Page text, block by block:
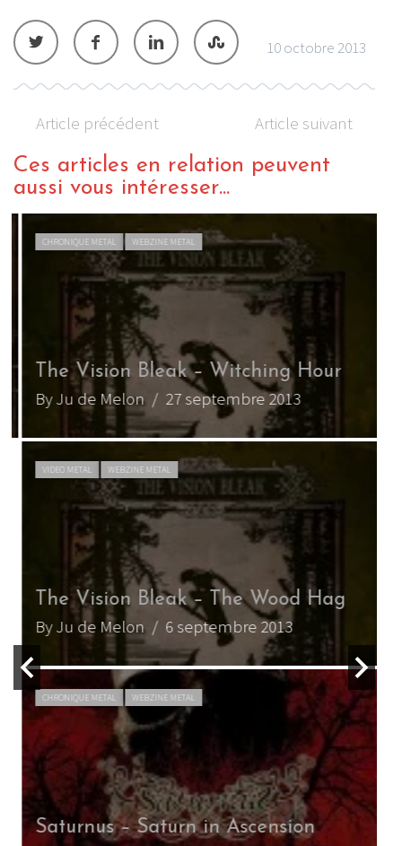
10 octobre 2013
Article précédent Article suivant
Ces articles en relation peuvent
aussi vous intéresser...
CHRONIQUE METAL WEBZINE METAL
The Vision Bleak – Witching Hour
By Ju de Melon/ 27 septembre 2013
VIDEO METAL WEBZINE METAL
The Vision Bleak – The Wood Hag
By Ju de Melon/ 6 septembre 2013
CHRONIQUE METAL WEBZINE METAL
Saturnus – Saturn in Ascension